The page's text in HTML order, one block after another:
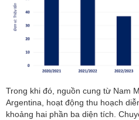
Trong khi đó, nguồn cung từ Nam
Argentina, hoạt động thu hoạch
khoảng hai phần ba diện tích.